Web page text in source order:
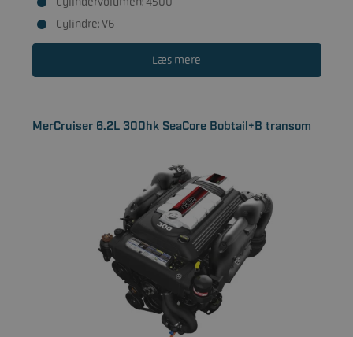
Cylindre: V6
Læs mere
MerCruiser 6.2L 300hk SeaCore Bobtail+B transom